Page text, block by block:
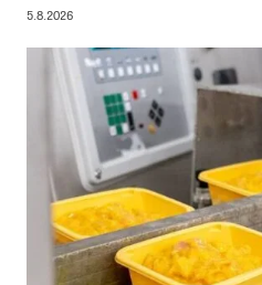
5.8.2026